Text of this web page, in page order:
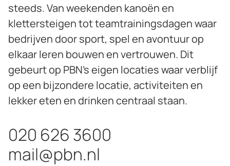
steeds. Van weekenden kanoën en
klettersteigen tot teamtrainingsdagen waar
bedrijven door sport, spel en avontuur op
elkaar leren bouwen en vertrouwen. Dit
gebeurt op PBN’s eigen locaties waar verblijf
op een bijzondere locatie, activiteiten en
lekker eten en drinken centraal staan.
020 626 3600
mail@pbn.nl